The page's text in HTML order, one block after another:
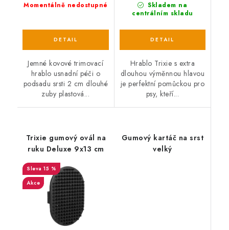
Momentálně nedostupné
Jemné kovové trimovací
hrablo usnadní péči o
podsadu srsti 2 cm dlouhé
zuby plastová...
Skladem na
centrálním skladu
Hrablo Trixie s extra
dlouhou výměnnou hlavou
je perfektní pomůckou pro
psy, kteří...
Trixie gumový ovál na
ruku Deluxe 9x13 cm
15 %
Akce
Gumový kartáč na srst
velký